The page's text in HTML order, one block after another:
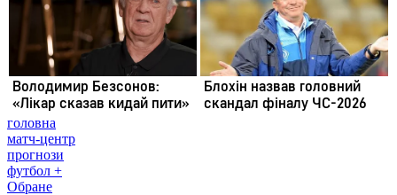
головна
матч-центр
прогнози
футбол +
Обране